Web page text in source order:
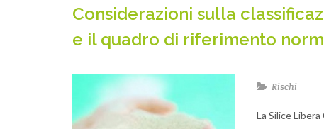
Considerazioni sulla
e il quadro di riferimento
Rischi
La Silice